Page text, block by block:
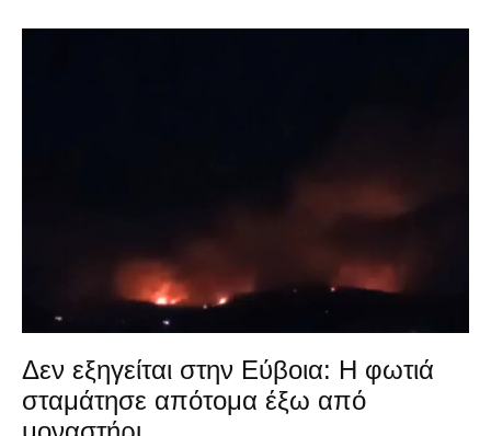
Δεν εξηγείται στην Εύβοια: Η φωτιά
σταμάτησε απότομα έξω από